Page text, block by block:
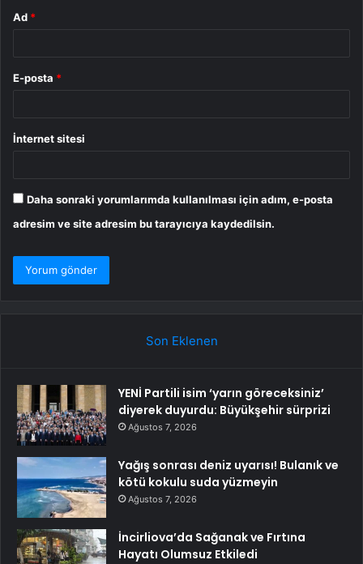
Ad *
E-posta *
İnternet sitesi
Daha sonraki yorumlarımda kullanılması için adım, e-posta
adresim ve site adresim bu tarayıcıya kaydedilsin.
Son Eklenen
YENİ Partili isim ‘yarın göreceksiniz’
diyerek duyurdu: Büyükşehir sürprizi
Ağustos 7, 2026
Yağış sonrası deniz uyarısı! Bulanık ve
kötü kokulu suda yüzmeyin
Ağustos 7, 2026
İncirliova’da Sağanak ve Fırtına
Hayatı Olumsuz Etkiledi